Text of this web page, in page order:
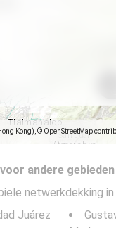
Kong), © OpenStreetMap
andere gebieden
netwerkdekking in
Juárez